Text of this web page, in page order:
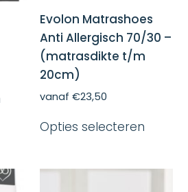
product
meerdere
optie
kan
Evolon Matrashoes
Anti Allergisch 70/30 –
(matrasdikte t/m
20cm)
vanaf€23,50
Opties selecteren